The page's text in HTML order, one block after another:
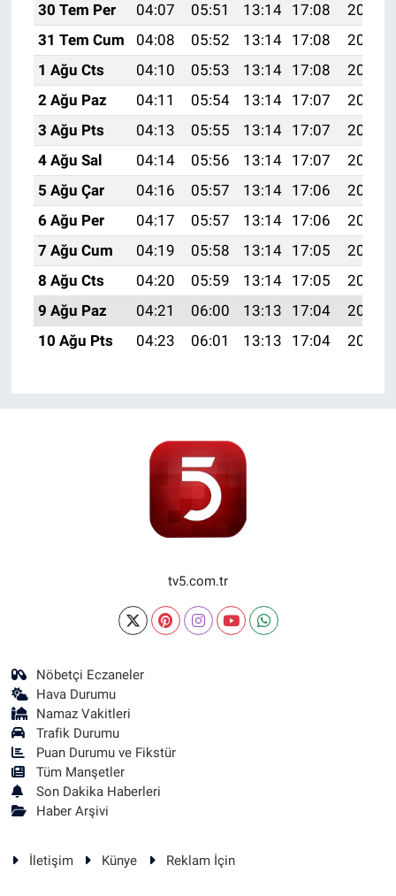
30 Tem Per
04:07 05:51 13:14 17:08
20:28
31 Tem Cum
04:08 05:52 13:14 17:08
20:27
1 Ağu Cts
04:10 05:53 13:14 17:08
20:26
2 Ağu Paz
04:11 05:54 13:14 17:07
20:25
3 Ağu Pts
04:13 05:55 13:14 17:07
20:24
4 Ağu Sal
04:14 05:56 13:14 17:07
20:22
5 Ağu Çar
04:16 05:57 13:14 17:06
20:21
6 Ağu Per
04:17 05:57 13:14 17:06
20:20
7 Ağu Cum
04:19 05:58 13:14 17:05
20:19
8 Ağu Cts
04:20 05:59 13:14 17:05
20:18
9 Ağu Paz
04:21 06:00 13:13 17:04
20:16
10 Ağu Pts
04:23 06:01 13:13 17:04 20:15
tv5.com.tr
Nöbetçi Eczaneler
Hava Durumu
Namaz Vakitleri
Trafik Durumu
Puan Durumu ve Fikstür
Tüm Manşetler
Son Dakika Haberleri
Haber Arşivi
İletişim Künye Reklam İçin